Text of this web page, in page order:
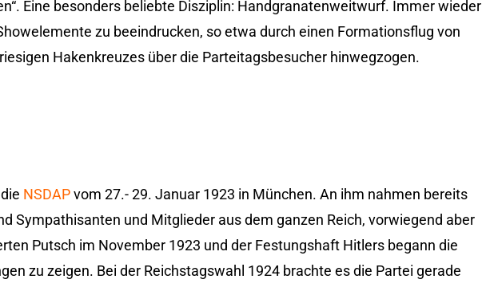
Eine besonders beliebte Disziplin: Handgranatenweitwurf. Immer wieder
zu beeindrucken, so etwa durch einen Formationsflug von
Hakenkreuzes über die Parteitagsbesucher hinwegzogen.
NSDAPvom 27.- 29. Januar 1923 in München. An ihm nahmen bereits
Sympathisanten und Mitglieder aus dem ganzen Reich, vorwiegend aber
Putsch im November 1923 und der Festungshaft Hitlers begann die
zu zeigen. Bei der Reichstagswahl 1924 brachte es die Partei gerade